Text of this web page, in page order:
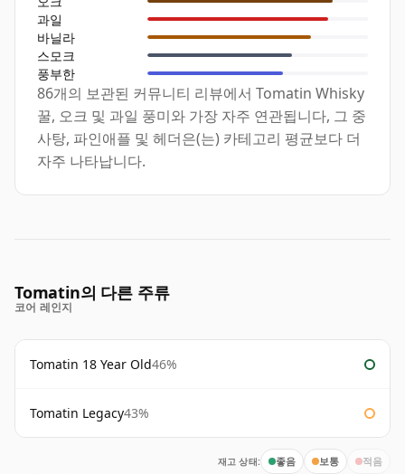
과일
바닐라
스모크
풍부한
86개의 보관된 커뮤니티 리뷰에서 Tomatin Whisky
꿀, 오크 및 과일 풍미와 가장 자주 연관됩니다, 그 중
사탕, 파인애플 및 헤더은(는) 카테고리 평균보다 더
자주 나타납니다.
Tomatin의 다른 주류
코어 레인지
Tomatin 18 Year Old46%
Tomatin Legacy43%
재고 상태: 좋음 보통 적음